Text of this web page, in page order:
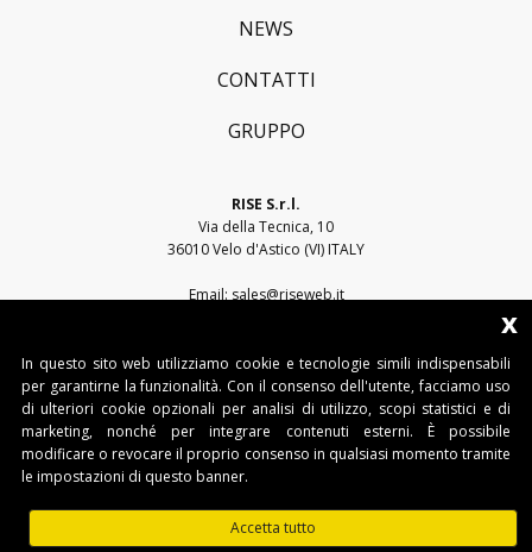
NEWS
CONTATTI
GRUPPO
RISE S.r.l.
Via della Tecnica, 10
36010 Velo d'Astico (VI) ITALY
Email: sales@riseweb.it
RISE S.r.l. • Sede legale: Via del Capitello, 45 - 36066 Sandrigo (VI) • Sede
operativa: Via della Tecnica, 10 - 36010 Velo d'Astico (VI)
Tel. +39 0445 751401 • Fax. +39 0445 751401 • IT03482500240 •
x
In questo sito web utilizziamo cookie e tecnologie simili indispensabili
per garantirne la funzionalità. Con il consenso dell'utente, facciamo uso
di ulteriori cookie opzionali per analisi di utilizzo, scopi statistici e di
marketing, nonché per integrare contenuti esterni. È possibile
modificare o revocare il proprio consenso in qualsiasi momento tramite
le impostazioni di questo banner.
Accetta tutto